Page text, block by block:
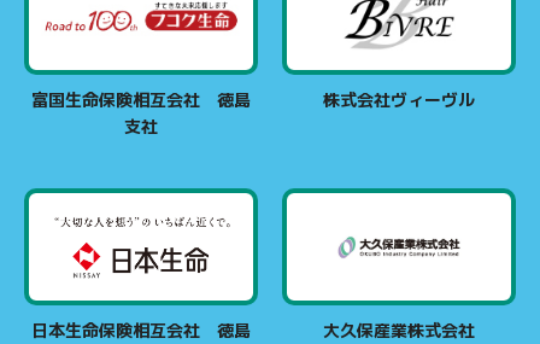
富国生命保険相互会社 徳島
支社
株式会社ヴィーヴル
日本生命保険相互会社 徳島
大久保産業株式会社